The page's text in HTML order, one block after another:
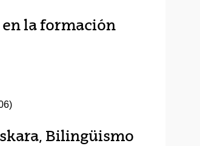
la formación
Bilingüismo